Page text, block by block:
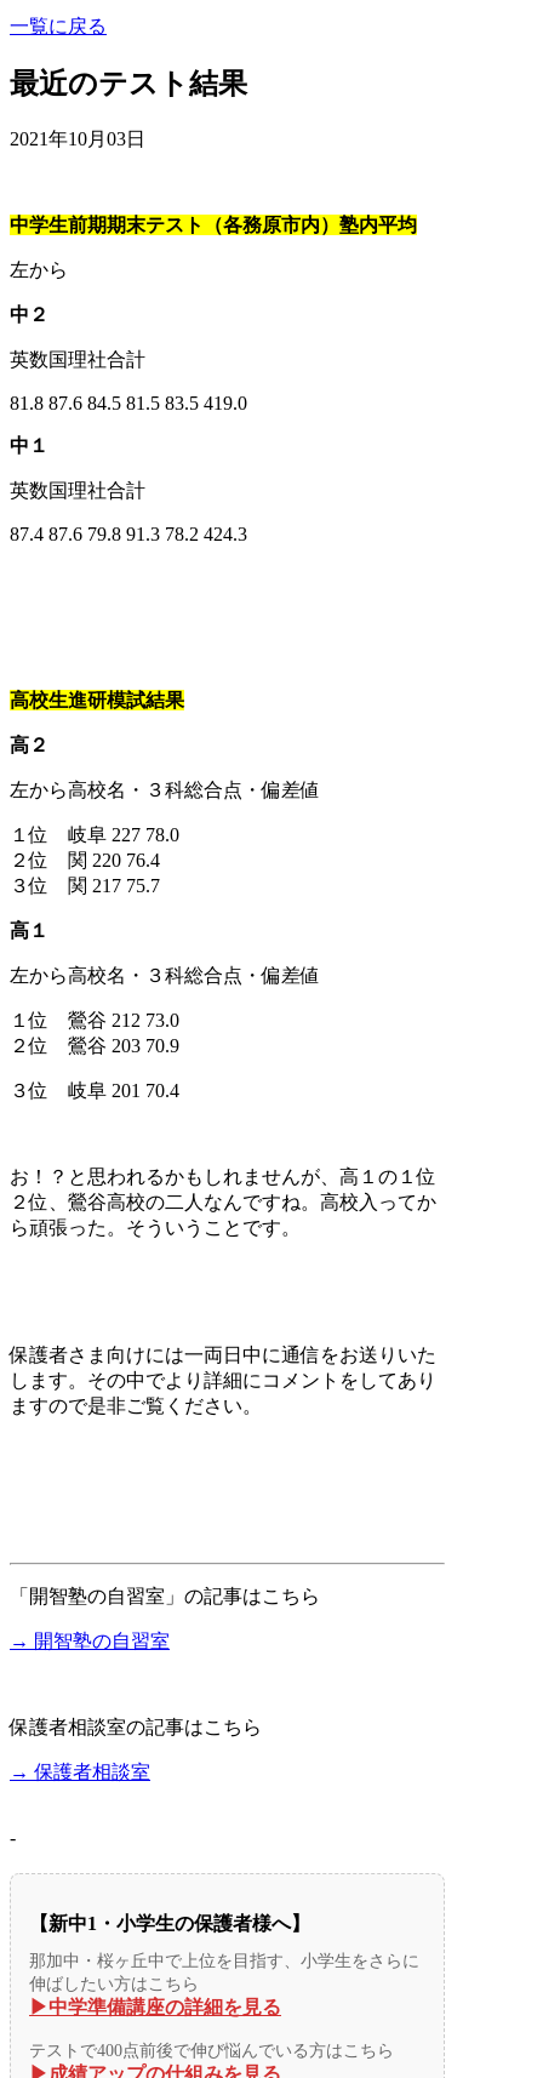
一覧に戻る
最近のテスト結果
2021年10月03日
中学生前期期末テスト（各務原市内）塾内平均
左から
中２
英数国理社合計
81.8 87.6 84.5 81.5 83.5 419.0
中１
英数国理社合計
87.4 87.6 79.8 91.3 78.2 424.3
高校生進研模試結果
高２
左から高校名・３科総合点・偏差値
１位 岐阜 227 78.0
２位 関 220 76.4
３位 関 217 75.7
高１
左から高校名・３科総合点・偏差値
１位 鶯谷 212 73.0
２位 鶯谷 203 70.9
３位 岐阜 201 70.4
お！？と思われるかもしれませんが、高１の１位
２位、鶯谷高校の二人なんですね。高校入ってか
ら頑張った。そういうことです。
保護者さま向けには一両日中に通信をお送りいた
します。その中でより詳細にコメントをしてあり
ますので是非ご覧ください。
「開智塾の自習室」の記事はこちら
→ 開智塾の自習室
保護者相談室の記事はこちら
→ 保護者相談室
-
【新中1・小学生の保護者様へ】
那加中・桜ヶ丘中で上位を目指す、小学生をさらに
伸ばしたい方はこちら
▶︎中学準備講座の詳細を見る
テストで400点前後で伸び悩んでいる方はこちら
▶︎成績アップの仕組みを見る